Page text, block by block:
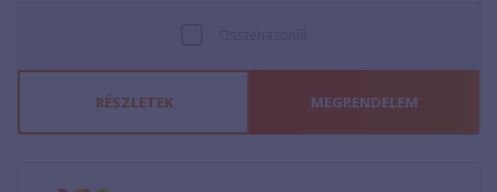
RÉSZLETEK MEGRENDELEM